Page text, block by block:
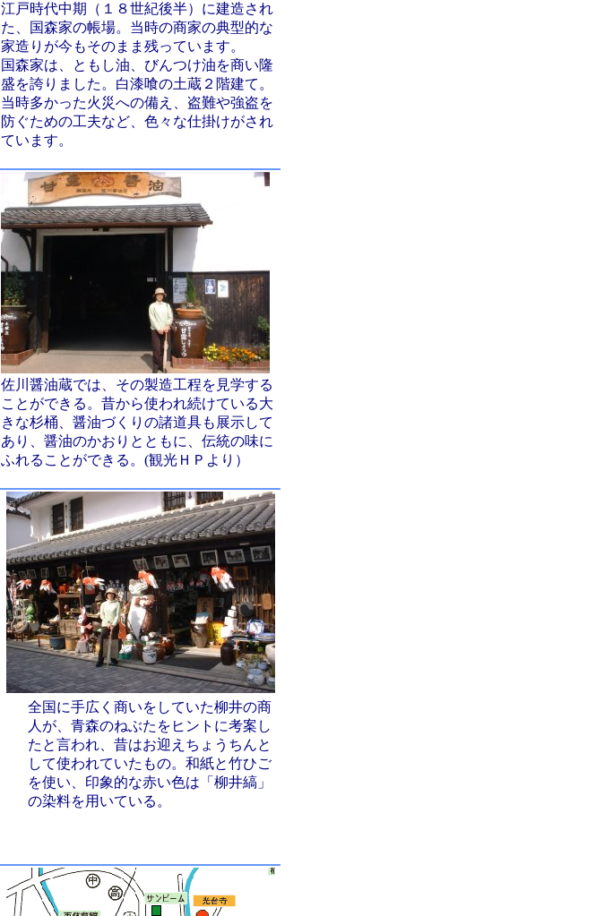
江戸時代中期（１８世紀後半）に建造され
た、国森家の帳場。当時の商家の典型的な
家造りが今もそのまま残っています。
国森家は、ともし油、びんつけ油を商い隆
盛を誇りました。白漆喰の土蔵２階建て。
当時多かった火災への備え、盗難や強盗を
防ぐための工夫など、色々な仕掛けがされ
ています。
佐川醤油蔵では、その製造工程を見学する
ことができる。昔から使われ続けている大
きな杉桶、醤油づくりの諸道具も展示して
あり、醤油のかおりとともに、伝統の味に
ふれることができる。(観光ＨＰより）
全国に手広く商いをしていた柳井の商
人が、青森のねぶたをヒントに考案し
たと言われ、昔はお迎えちょうちんと
して使われていたもの。和紙と竹ひご
を使い、印象的な赤い色は「柳井縞」
の染料を用いている。